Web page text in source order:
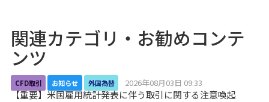
関連カテゴリ・お勧めコンテ
ンツ
CFD取引 お知らせ 外国為替 2026年08月03日 09:33
【重要】米国雇用統計発表に伴う取引に関する注意喚起